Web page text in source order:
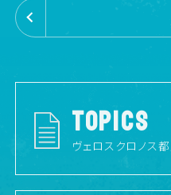
TOPICS
ヴェロスクロノス